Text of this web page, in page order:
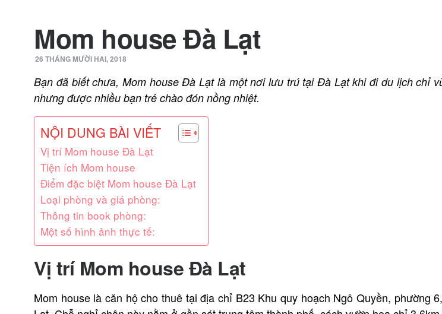
Mom house Đà Lạt
26 THÁNG MƯỜI HAI, 2018
Bạn đã biết chưa, Mom house Đà Lạt là một nơi lưu trú tại Đà Lạt khi đi du lịch chỉ
nhưng được nhiều bạn trẻ chào đón nồng nhiệt.
NỘI DUNG BÀI VIẾT
Vị trí Mom house Đà Lạt
Tiện ích Mom house
Điểm đặc biệt Mom house Đà Lạt
Loại phòng và giá phòng:
Thông tin book phòng:
Một số hình ảnh thực tế:
Vị trí Mom house Đà Lạt
Mom house là căn hộ cho thuê tại địa chỉ B23 Khu quy hoạch Ngô Quyền, phường